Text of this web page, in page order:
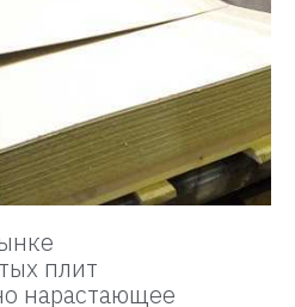
плит
нарастающее